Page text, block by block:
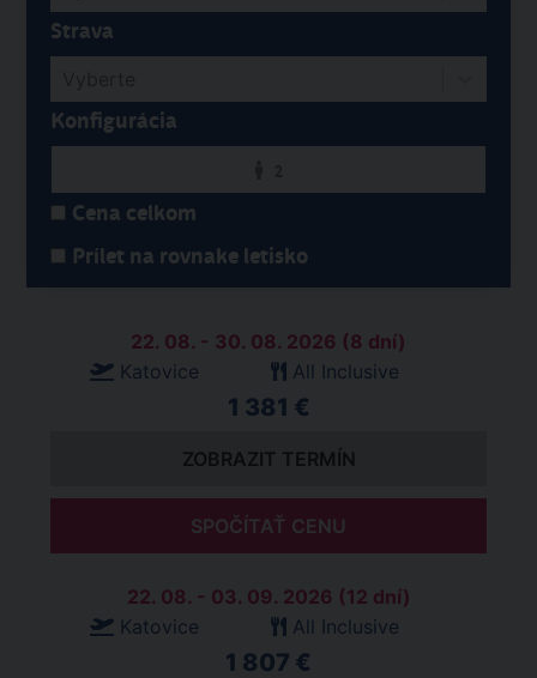
Strava
Konfigurácia
Cena celkom
Prílet na rovnake letisko
22. 08. - 30. 08. 2026 (8 dní)
Katovice
All Inclusive
1 381 €
ZOBRAZIT TERMÍN
SPOČÍTAŤ CENU
22. 08. - 03. 09. 2026 (12 dní)
Katovice
All Inclusive
1 807 €